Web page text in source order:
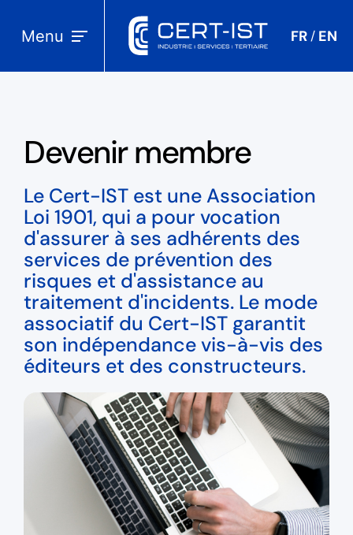
Menu FR / EN
Devenir membre
Le Cert-IST est une Association
Loi 1901, qui a pour vocation
d'assurer à ses adhérents des
services de prévention des
risques et d'assistance au
traitement d'incidents. Le mode
associatif du Cert-IST garantit
son indépendance vis-à-vis des
éditeurs et des constructeurs.